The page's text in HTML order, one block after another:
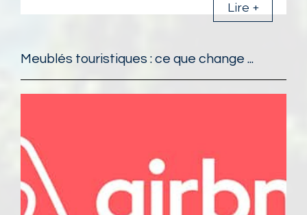
Lire +
Meublés touristiques : ce que change ...